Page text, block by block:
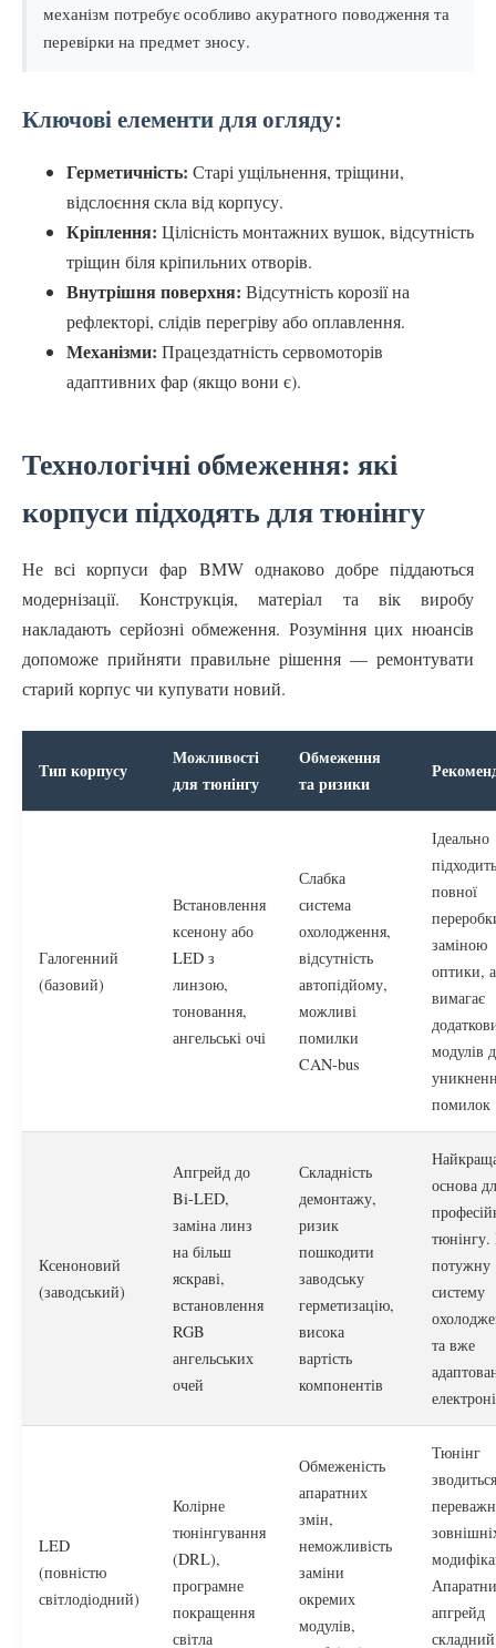
механізм потребує особливо акуратного поводження та
перевірки на предмет зносу.
Ключові елементи для огляду:
Герметичність: Старі ущільнення, тріщини,
відслоєння скла від корпусу.
Кріплення: Цілісність монтажних вушок, відсутність
тріщин біля кріпильних отворів.
Внутрішня поверхня: Відсутність корозії на
рефлекторі, слідів перегріву або оплавлення.
Механізми: Працездатність сервомоторів
адаптивних фар (якщо вони є).
Технологічні обмеження: які
корпуси підходять для тюнінгу
Не всі корпуси фар BMW однаково добре піддаються
модернізації. Конструкція, матеріал та вік виробу
накладають серйозні обмеження. Розуміння цих нюансів
допоможе прийняти правильне рішення — ремонтувати
старий корпус чи купувати новий.
Тип корпусу
Можливості
для тюнінгу
Обмеження
та ризики
Галогенний
(базовий)
Встановлення
ксенону або
LED з
линзою,
тоновання,
ангельські очі
Слабка
система
охолодження,
відсутність
автопідйому,
можливі
помилки
CAN-bus
Ідеально
повної
заміною
оптики,
вимагає
модулів
помилок
Ксеноновий
(заводський)
Апгрейд до
Bi-LED,
заміна линз
на більш
яскраві,
встановлення
RGB
ангельських
очей
Складність
демонтажу,
ризик
пошкодити
заводську
герметизацію,
висока
вартість
компонентів
основа
потужну
систему
та вже
LED
(повністю
світлодіодний)
Колірне
тюнінгування
(DRL),
програмне
покращення
світла
Обмеженість
апаратних
змін,
неможливість
заміни
окремих
модулів,
Тюнінг
зводиться
апгрейд
складний